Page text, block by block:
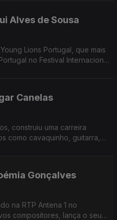
Alves de Sousa
Lions Portugal, que mais
no Festival Internacional
Canelas
construiu uma carreira
como cavaquinho, guitarra,
Gonçalves
na RTP Antena 1 no
compositores, lança o seu